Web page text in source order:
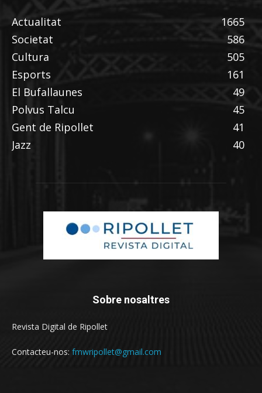
Actualitat
1665
Societat
586
Cultura
505
Esports
161
El Bufallaunes
49
Polvus Talcu
45
Gent de Ripollet
41
Jazz
40
Sobre nosaltres
Revista Digital de Ripollet
Contacteu-nos: fmwripollet@gmail.com